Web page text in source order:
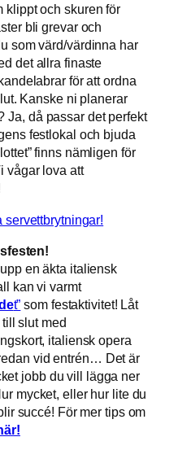
klippt och skuren för
bli grevar och
som värd/värdinna har
det allra finaste
för att ordna
Kanske ni planerar
Ja, då passar det perfekt
festlokal och bjuda
finns nämligen för
vågar lova att
servettbrytningar!
en äkta italiensk
kan vi varmt
t” som festaktivitet! Låt
slut med
italiensk opera
vid entrén… Det är
jobb du vill lägga ner
mycket, eller hur lite du
succé! För mer tips om